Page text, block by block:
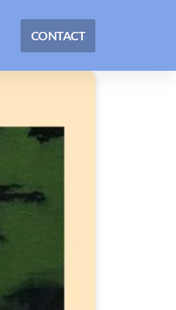
CONTACT